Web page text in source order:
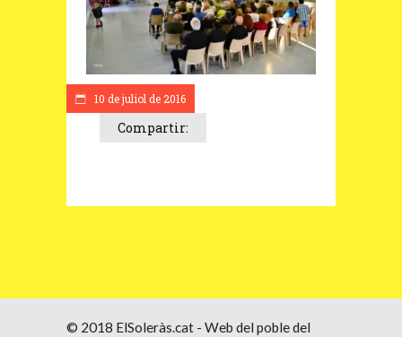
10 de juliol de 2016
Compartir:
© 2018 ElSoleràs.cat - Web del poble del